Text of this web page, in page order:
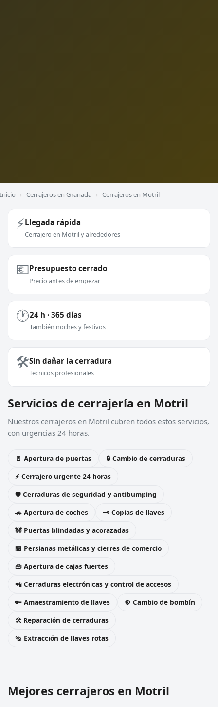
Inicio › Cerrajeros en Granada › Cerrajeros en Motril
⚡Llegada rápida
Cerrajero en Motril y alrededores
💶Presupuesto cerrado
Precio antes de empezar
🕐24 h · 365 días
También noches y festivos
🛠️Sin dañar la cerradura
Técnicos profesionales
Servicios de cerrajería en Motril
Nuestros cerrajeros en Motril cubren todos estos servicios,
con urgencias 24 horas.
🚪 Apertura de puertas
🔒 Cambio de cerraduras
⚡ Cerrajero urgente 24 horas
🛡️ Cerraduras de seguridad y antibumping
🚗 Apertura de coches
🗝️ Copias de llaves
🚧 Puertas blindadas y acorazadas
🏪 Persianas metálicas y cierres de comercio
🧰 Apertura de cajas fuertes
📲 Cerraduras electrónicas y control de accesos
🔑 Amaestramiento de llaves
⚙️ Cambio de bombín
🛠️ Reparación de cerraduras
🔩 Extracción de llaves rotas
Mejores cerrajeros en Motril